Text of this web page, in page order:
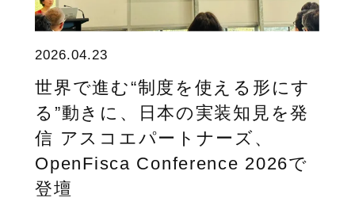
2026.04.23
世界で進む“制度を使える形にす
る”動きに、日本の実装知見を発
信 アスコエパートナーズ、
OpenFisca Conference 2026で
登壇